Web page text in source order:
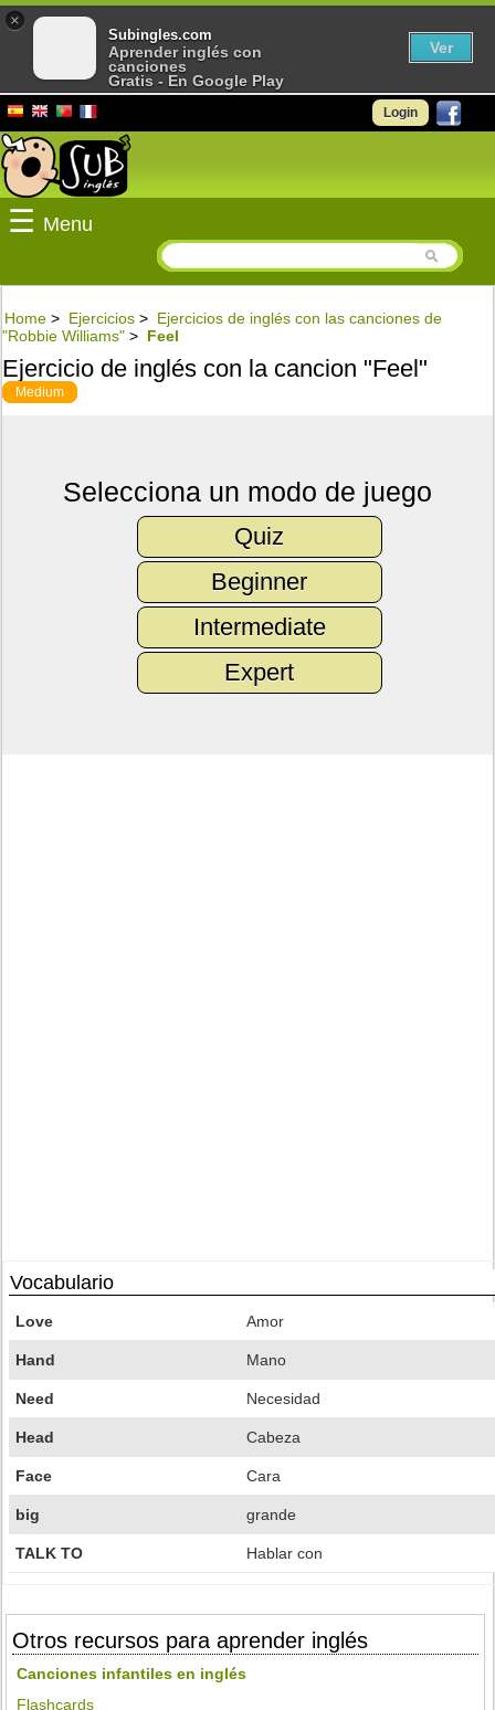
Login
☰ Menu
Home > Ejercicios > Ejercicios de inglés con las canciones de
"Robbie Williams" > Feel
Ejercicio de inglés con la cancion "Feel"
Medium
Selecciona un modo de juego
Quiz
Beginner
Intermediate
Expert
Vocabulario
Love Amor
Hand Mano
Need Necesidad
Head Cabeza
Face Cara
big grande
TALK TO Hablar con
Otros recursos para aprender inglés
Canciones infantiles en inglés
Flashcards
×
Subingles.com
Aprender inglés con
canciones
Gratis - En Google Play
Ver